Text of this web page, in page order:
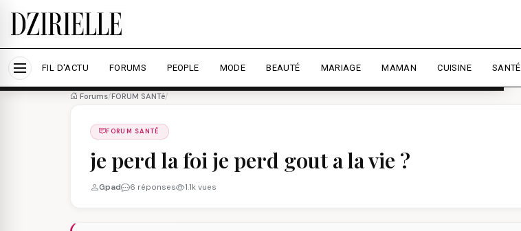
Nous utilisons des cookies pour améliorer votre expérience et mesurer l'audience.
Accepter tout Personnaliser
FIL D'ACTU FORUMS PEOPLE MODE BEAUTÉ MARIAGE MAMAN CUISINE SANTÉ
Forums/FORUM SANTé/
FORUM SANTÉ
je perd la foi je perd gout a la vie ?
Gpad 6 réponses 1.1k vues